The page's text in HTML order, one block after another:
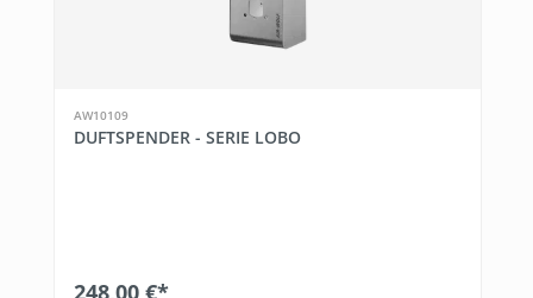
AW10109
DUFTSPENDER - SERIE LOBO
248,00 €*